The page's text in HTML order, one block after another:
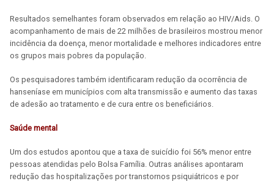
Resultados semelhantes foram observados em relação ao HIV/Aids. O
acompanhamento de mais de 22 milhões de brasileiros mostrou menor
incidência da doença, menor mortalidade e melhores indicadores entre
os grupos mais pobres da população.
Os pesquisadores também identificaram redução da ocorrência de
hanseníase em municípios com alta transmissão e aumento das taxas
de adesão ao tratamento e de cura entre os beneficiários.
Saúde mental
Um dos estudos apontou que a taxa de suicídio foi 56% menor entre
pessoas atendidas pelo Bolsa Família. Outras análises apontaram
redução das hospitalizações por transtornos psiquiátricos e por